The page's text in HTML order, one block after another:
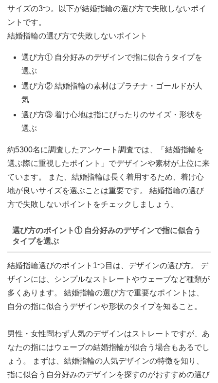
サイズの3つ。以下が結婚指輪の選び方で失敗しないポイ
ントです。
結婚指輪の選び方で失敗しないポイント
選び方① 自分好みのデザインで指に似合うタイプを
選ぶ
選び方② 結婚指輪の素材はプラチナ・ゴールドが人
気
選び方③ 着け心地は指にぴったりのサイズ・形状を
選ぶ
約5300名に調査したアンケート調査では、「結婚指輪を
選ぶ際に重視したポイント」でデザインや素材が上位に来
ています。 また、結婚指輪は長く着用するため、着け心
地が良いサイズを選ぶことは重要です。 結婚指輪の選び
方で失敗しないポイントをチェックしましょう。
選び方のポイント① 自分好みのデザインで指に似合う
タイプを選ぶ
結婚指輪選びのポイント1つ目は、デザインの選び方。 デ
ザインには、シンプルなストレートやウェーブなど種類が
多くあります。 結婚指輪の選び方で重要なポイントは、
自分の指に似合うデザインや形状のタイプを知る こと。
男性・女性問わず人気のデザインはストレートですが、あ
なたの指にはウェーブの結婚指輪が似合う場合もあるでし
ょう。 まずは、結婚指輪の人気デザインの特徴を知り、
指に似合う自分好みのデザインを探すのがおすすめの選び